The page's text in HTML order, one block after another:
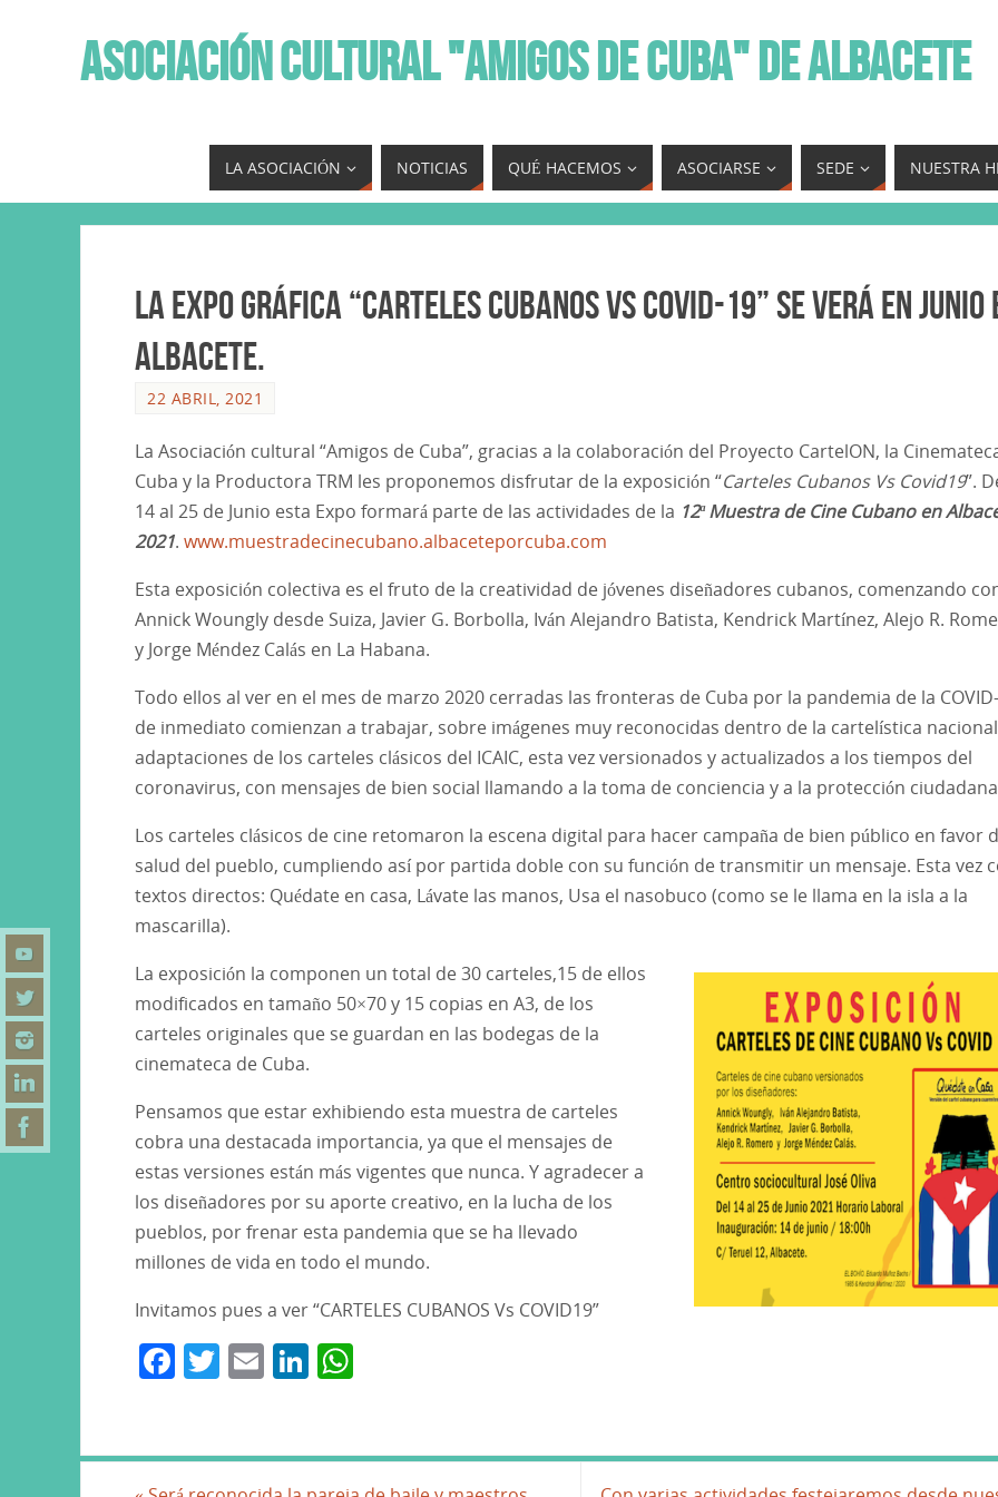
ASOCIACIÓN CULTURAL "AMIGOS DE CUBA" DE ALBACETE
LA ASOCIACIÓN NOTICIAS QUÉ HACEMOS ASOCIARSE SEDE NUESTRA
La Expo gráfica “Carteles cubanos Vs COVID-19” se verá en Junio
Albacete.
22 ABRIL, 2021
La Asociación cultural “Amigos de Cuba”, gracias a la colaboración del Proyecto CartelON, la
Cuba y la Productora TRM les proponemos disfrutar de la exposición “Carteles Cubanos Vs Covid19”.
14 al 25 de Junio esta Expo formará parte de las actividades de la 12ª Muestra de Cine Cubano en
2021. www.muestradecinecubano.albaceteporcuba.com
Esta exposición colectiva es el fruto de la creatividad de jóvenes diseñadores cubanos, comenzando
Annick Woungly desde Suiza, Javier G. Borbolla, Iván Alejandro Batista, Kendrick Martínez, Alejo R.
y Jorge Méndez Calás en La Habana.
Todo ellos al ver en el mes de marzo 2020 cerradas las fronteras de Cuba por la pandemia de la
de inmediato comienzan a trabajar, sobre imágenes muy reconocidas dentro de la cartelística
adaptaciones de los carteles clásicos del ICAIC, esta vez versionados y actualizados a los tiempos del
coronavirus, con mensajes de bien social llamando a la toma de conciencia y a la protección
Los carteles clásicos de cine retomaron la escena digital para hacer campaña de bien público en favor
salud del pueblo, cumpliendo así por partida doble con su función de transmitir un mensaje. Esta vez
textos directos: Quédate en casa, Lávate las manos, Usa el nasobuco (como se le llama en la isla a la
mascarilla).
La exposición la componen un total de 30 carteles,15 de ellos
modificados en tamaño 50×70 y 15 copias en A3, de los
carteles originales que se guardan en las bodegas de la
cinemateca de Cuba.
Pensamos que estar exhibiendo esta muestra de carteles
cobra una destacada importancia, ya que el mensajes de
estas versiones están más vigentes que nunca. Y agradecer a
los diseñadores por su aporte creativo, en la lucha de los
pueblos, por frenar esta pandemia que se ha llevado
millones de vida en todo el mundo.
Invitamos pues a ver “CARTELES CUBANOS Vs COVID19”
F
e
T
er
E
l
Li
e s